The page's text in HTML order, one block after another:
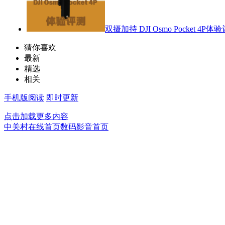
双摄加持 DJI Osmo Pocket 4P体验
猜你喜欢
最新
精选
相关
手机版阅读 即时更新
点击加载更多内容
中关村在线首页数码影音首页